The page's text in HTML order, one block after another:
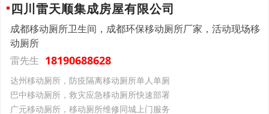
四川雷天顺集成房屋有限公司
成都移动厕所卫生间，成都环保移动厕所厂家，活动现场移
动厕所
雷先生 18190688628
达州移动厕所，防疫隔离移动厕所单人单厕
巴中移动厕所，救灾应急移动厕所快速部署
广元移动厕所，移动厕所维修同城上门服务